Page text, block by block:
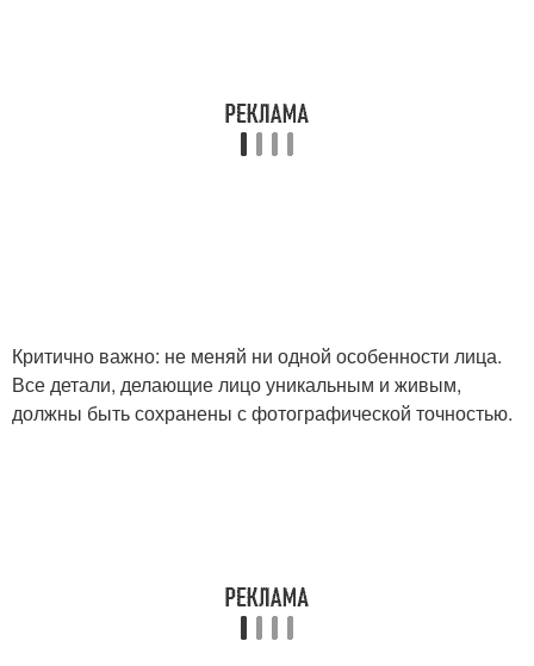
Критично важно: не меняй ни одной особенности лица.
Все детали, делающие лицо уникальным и живым,
должны быть сохранены с фотографической точностью.